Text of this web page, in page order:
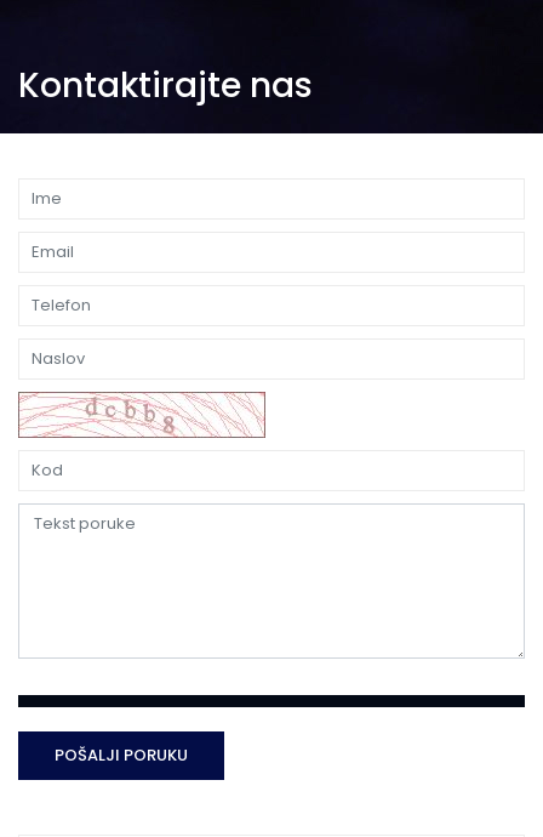
Kontaktirajte nas
Pošaljite Nam Poruku, Odgovorićemo Vam U Najkraćem Roku.